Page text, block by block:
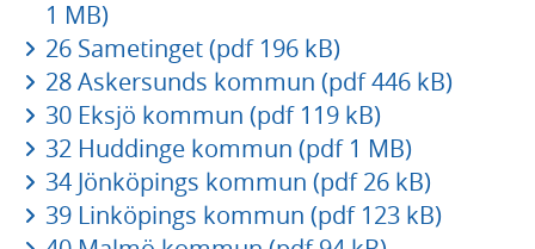
1 MB)
26 Sametinget (pdf 196 kB)
28 Askersunds kommun (pdf 446 kB)
30 Eksjö kommun (pdf 119 kB)
32 Huddinge kommun (pdf 1 MB)
34 Jönköpings kommun (pdf 26 kB)
39 Linköpings kommun (pdf 123 kB)